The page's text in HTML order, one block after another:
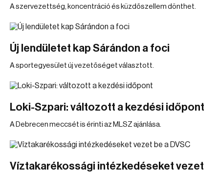
A szervezettség, koncentráció és küzdőszellem dönthet.
Új lendületet kap Sárándon a foci
A sportegyesület új vezetőséget választott.
Loki-Szpari: változott a kezdési időpont
A Debrecen meccsét is érinti az MLSZ ajánlása.
Víztakarékossági intézkedéseket vezet